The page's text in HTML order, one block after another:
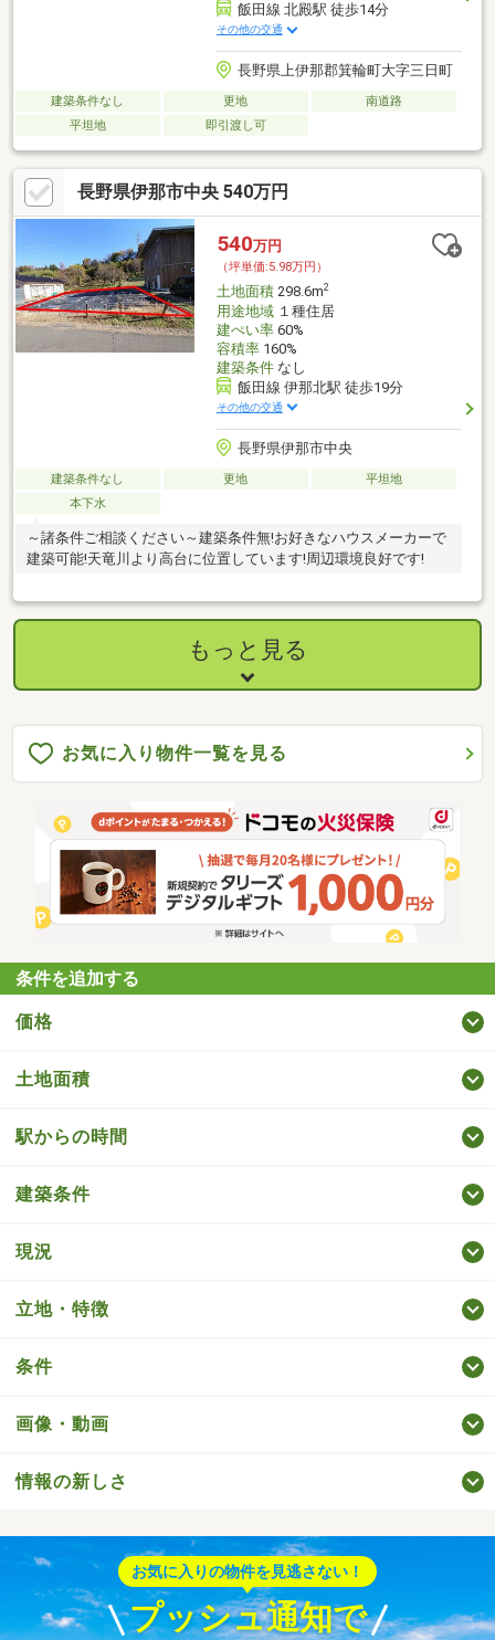
飯田線 北殿駅 徒歩14分
その他の交通
長野県上伊那郡箕輪町大字三日町
建築条件なし 更地
南道路
平坦地
即引渡し可
長野県伊那市中央 540万円
540万円
（坪単価:5.98万円）
土地面積298.6m2
用途地域１種住居
建ぺい率60%
容積率160%
建築条件なし
飯田線 伊那北駅 徒歩19分
その他の交通
長野県伊那市中央
建築条件なし 更地
平坦地
本下水
～諸条件ご相談ください～建築条件無!お好きなハウスメーカーで
建築可能!天竜川より高台に位置しています!周辺環境良好です!
もっと見る
お気に入り物件一覧を見る
条件を追加する
価格
土地面積
駅からの時間
建築条件
現況
立地・特徴
条件
画像・動画
情報の新しさ
お気に入りの物件を見逃さない！
プッシュ通知で